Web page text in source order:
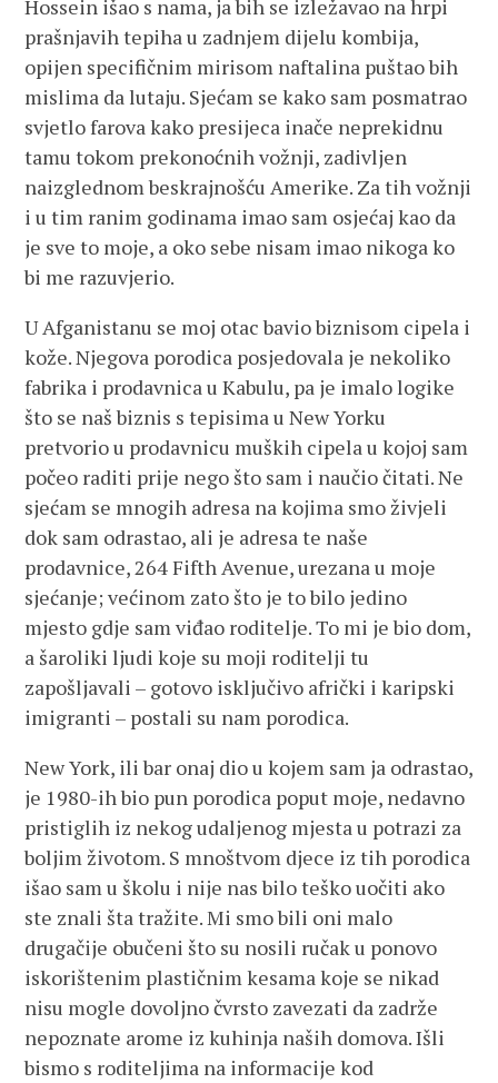
Hossein išao s nama, ja bih se izležavao na hrpi
prašnjavih tepiha u zadnjem dijelu kombija,
opijen specifičnim mirisom naftalina puštao bih
mislima da lutaju. Sjećam se kako sam posmatrao
svjetlo farova kako presijeca inače neprekidnu
tamu tokom prekonoćnih vožnji, zadivljen
naizglednom beskrajnošću Amerike. Za tih vožnji
i u tim ranim godinama imao sam osjećaj kao da
je sve to moje, a oko sebe nisam imao nikoga ko
bi me razuvjerio.
U Afganistanu se moj otac bavio biznisom cipela i
kože. Njegova porodica posjedovala je nekoliko
fabrika i prodavnica u Kabulu, pa je imalo logike
što se naš biznis s tepisima u New Yorku
pretvorio u prodavnicu muških cipela u kojoj sam
počeo raditi prije nego što sam i naučio čitati. Ne
sjećam se mnogih adresa na kojima smo živjeli
dok sam odrastao, ali je adresa te naše
prodavnice, 264 Fifth Avenue, urezana u moje
sjećanje; većinom zato što je to bilo jedino
mjesto gdje sam viđao roditelje. To mi je bio dom,
a šaroliki ljudi koje su moji roditelji tu
zapošljavali – gotovo isključivo afrički i karipski
imigranti – postali su nam porodica.
New York, ili bar onaj dio u kojem sam ja odrastao,
je 1980-ih bio pun porodica poput moje, nedavno
pristiglih iz nekog udaljenog mjesta u potrazi za
boljim životom. S mnoštvom djece iz tih porodica
išao sam u školu i nije nas bilo teško uočiti ako
ste znali šta tražite. Mi smo bili oni malo
drugačije obučeni što su nosili ručak u ponovo
iskorištenim plastičnim kesama koje se nikad
nisu mogle dovoljno čvrsto zavezati da zadrže
nepoznate arome iz kuhinja naših domova. Išli
bismo s roditeljima na informacije kod